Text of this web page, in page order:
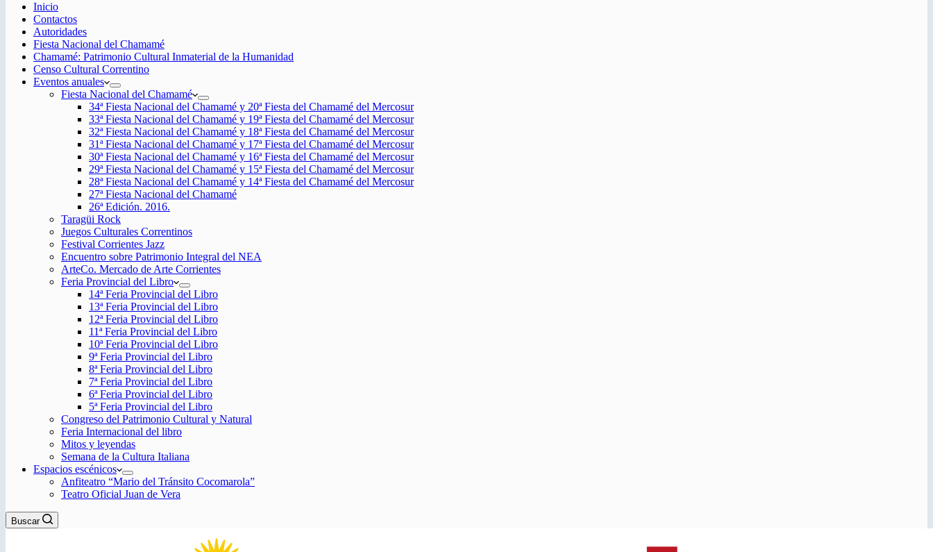
Inicio
Contactos
Autoridades
Fiesta Nacional del Chamamé
Chamamé: Patrimonio Cultural Inmaterial de la Humanidad
Censo Cultural Correntino
Eventos anuales
Fiesta Nacional del Chamamé
34ª Fiesta Nacional del Chamamé y 20ª Fiesta del Chamamé del Mercosur
33ª Fiesta Nacional del Chamamé y 19ª Fiesta del Chamamé del Mercosur
32ª Fiesta Nacional del Chamamé y 18ª Fiesta del Chamamé del Mercosur
31ª Fiesta Nacional del Chamamé y 17ª Fiesta del Chamamé del Mercosur
30ª Fiesta Nacional del Chamamé y 16ª Fiesta del Chamamé del Mercosur
29ª Fiesta Nacional del Chamamé y 15ª Fiesta del Chamamé del Mercosur
28ª Fiesta Nacional del Chamamé y 14ª Fiesta del Chamamé del Mercosur
27ª Fiesta Nacional del Chamamé
26ª Edición. 2016.
Taragüi Rock
Juegos Culturales Correntinos
Festival Corrientes Jazz
Encuentro sobre Patrimonio Integral del NEA
ArteCo. Mercado de Arte Corrientes
Feria Provincial del Libro
14ª Feria Provincial del Libro
13ª Feria Provincial del Libro
12ª Feria Provincial del Libro
11ª Feria Provincial del Libro
10ª Feria Provincial del Libro
9ª Feria Provincial del Libro
8ª Feria Provincial del Libro
7ª Feria Provincial del Libro
6ª Feria Provincial del Libro
5ª Feria Provincial del Libro
Congreso del Patrimonio Cultural y Natural
Feria Internacional del libro
Mitos y leyendas
Semana de la Cultura Italiana
Espacios escénicos
Anfiteatro “Mario del Tránsito Cocomarola”
Teatro Oficial Juan de Vera
Buscar